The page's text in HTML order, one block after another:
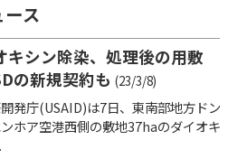
ス
キシン除染、処理後の用敷
の新規契約も (23/3/8)
発庁(USAID)は7日、東南部地方ドン
ホア空港西側の敷地37haのダイオキ